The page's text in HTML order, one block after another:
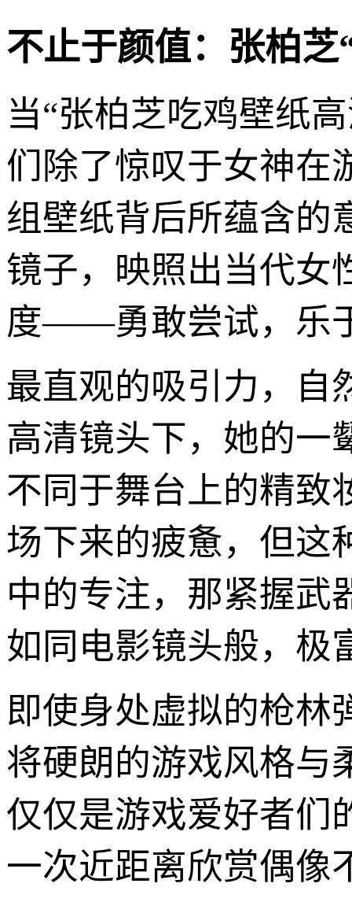
不止于颜值：张柏
当“张柏芝吃鸡壁纸
们除了惊叹于女神在
组壁纸背后所蕴含的
镜子，映照出当代女
度——勇敢尝试，乐
最直观的吸引力，自
高清镜头下，她的一
不同于舞台上的精致
场下来的疲惫，但这
中的专注，那紧握武
如同电影镜头般，极
即使身处虚拟的枪林
将硬朗的游戏风格与
仅仅是游戏爱好者们
一次近距离欣赏偶像